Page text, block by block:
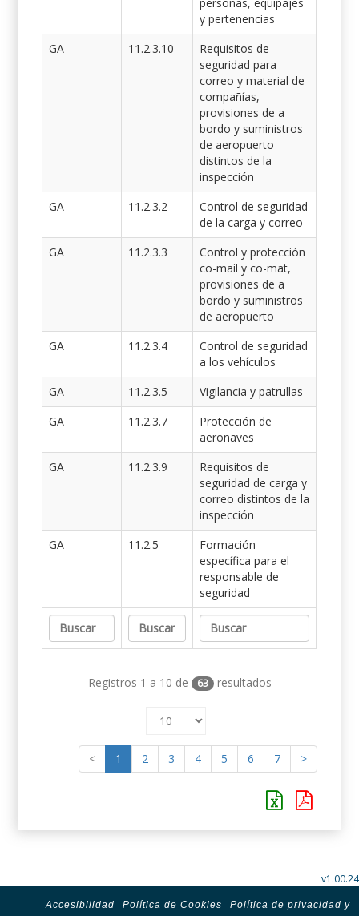
y pertenencias
GA
11.2.3.10
Requisitos de
seguridad para
correo y material de
compañías,
provisiones de a
bordo y suministros
de aeropuerto
distintos de la
inspección
GA
11.2.3.2
Control de seguridad
de la carga y correo
GA
11.2.3.3
Control y protección
co-mail y co-mat,
provisiones de a
bordo y suministros
de aeropuerto
GA
11.2.3.4
Control de seguridad
a los vehículos
GA
11.2.3.5
Vigilancia y patrullas
GA
11.2.3.7
Protección de
aeronaves
GA
11.2.3.9
Requisitos de
seguridad de carga y
correo distintos de la
inspección
GA
11.2.5
Formación
específica para el
responsable de
seguridad
Registros 1 a 10 de 63 resultados
< 1 2 3 4 5 6 7 >
v1.00.24
Accesibilidad Política de Cookies
Política de privacidad y